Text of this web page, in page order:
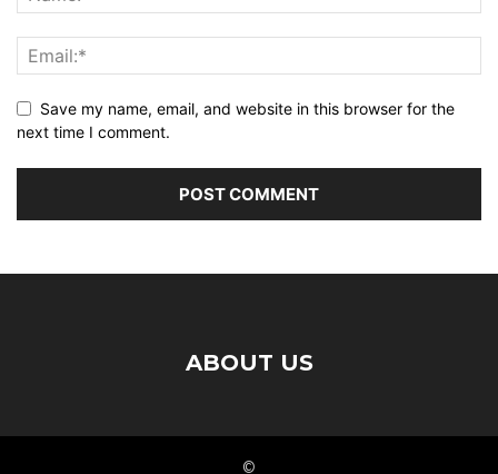
Save my name, email, and website in this browser for the
next time I comment.
ABOUT US
©